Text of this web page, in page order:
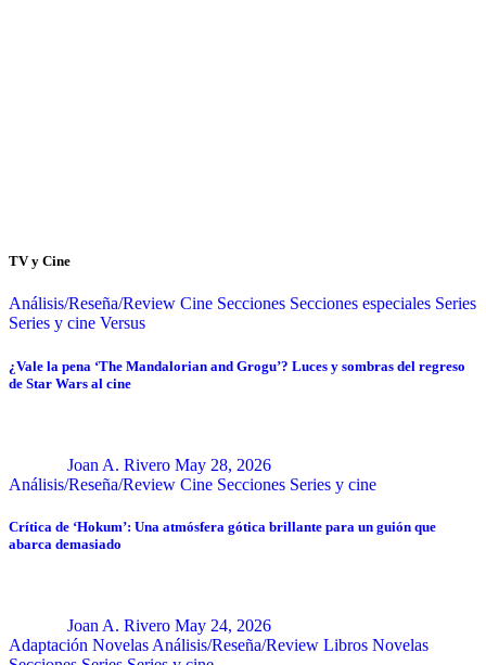
TV y Cine
Análisis/Reseña/Review Cine Secciones Secciones especiales Series
Series y cine Versus
¿Vale la pena ‘The Mandalorian and Grogu’? Luces y sombras del regreso
de Star Wars al cine
Joan A. Rivero May 28, 2026
Análisis/Reseña/Review Cine Secciones Series y cine
Crítica de ‘Hokum’: Una atmósfera gótica brillante para un guión que
abarca demasiado
Joan A. Rivero May 24, 2026
Adaptación Novelas Análisis/Reseña/Review Libros Novelas